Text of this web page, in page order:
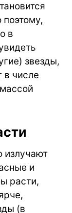
в
звезды,
в числе
излучают
и
расти,
(в